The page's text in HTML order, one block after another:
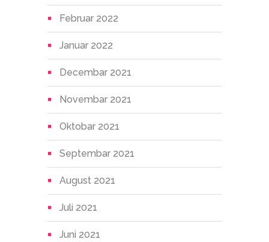
Februar 2022
Januar 2022
Decembar 2021
Novembar 2021
Oktobar 2021
Septembar 2021
August 2021
Juli 2021
Juni 2021